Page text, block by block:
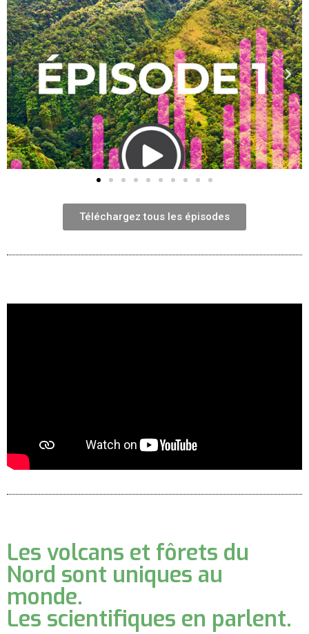
Téléchargez tous les épisodes
Les volcans et fôrets du
Nord sont uniques au
monde.
Les scientifiques en parlent.